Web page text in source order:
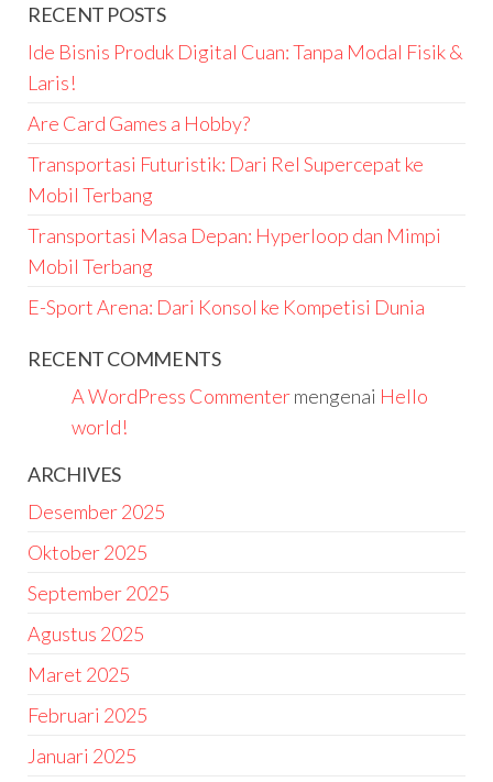
RECENT POSTS
Ide Bisnis Produk Digital Cuan: Tanpa Modal Fisik &
Laris!
Are Card Games a Hobby?
Transportasi Futuristik: Dari Rel Supercepat ke
Mobil Terbang
Transportasi Masa Depan: Hyperloop dan Mimpi
Mobil Terbang
E-Sport Arena: Dari Konsol ke Kompetisi Dunia
RECENT COMMENTS
A WordPress Commentermengenai Hello
world!
ARCHIVES
Desember 2025
Oktober 2025
September 2025
Agustus 2025
Maret 2025
Februari 2025
Januari 2025